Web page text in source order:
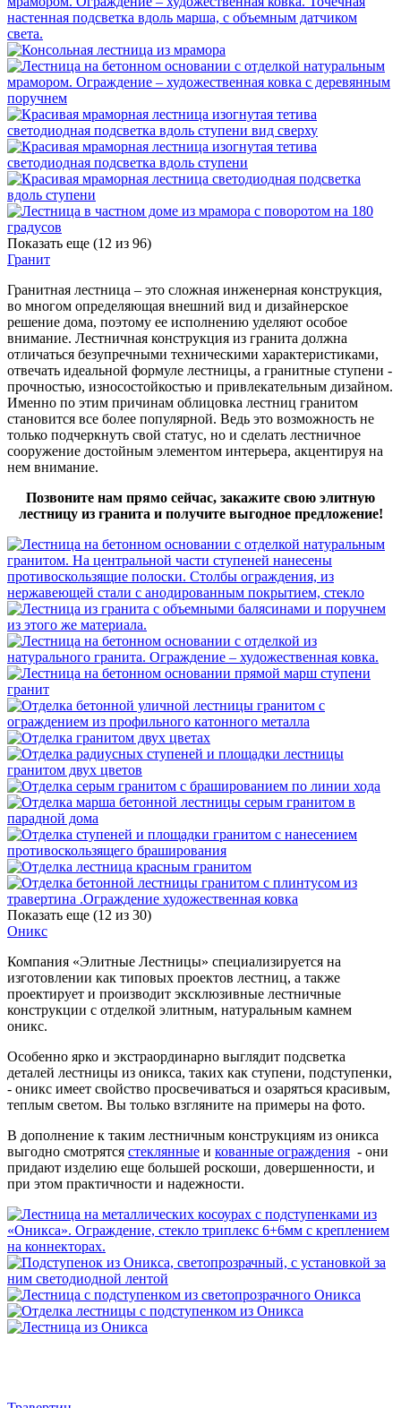
Показать еще (12 из 96)
Гранит
Гранитная лестница – это сложная инженерная конструкция,
во многом определяющая внешний вид и дизайнерское
решение дома, поэтому ее исполнению уделяют особое
внимание. Лестничная конструкция из гранита должна
отличаться безупречными техническими характеристиками,
отвечать идеальной формуле лестницы, а гранитные ступени -
прочностью, износостойкостью и привлекательным дизайном.
Именно по этим причинам облицовка лестниц гранитом
становится все более популярной. Ведь это возможность не
только подчеркнуть свой статус, но и сделать лестничное
сооружение достойным элементом интерьера, акцентируя на
нем внимание.
Позвоните нам прямо сейчас, закажите свою элитную
лестницу из гранита и получите выгодное предложение!
Показать еще (12 из 30)
Оникс
Компания «Элитные Лестницы» специализируется на
изготовлении как типовых проектов лестниц, а также
проектирует и производит эксклюзивные лестничные
конструкции с отделкой элитным, натуральным камнем
оникс.
Особенно ярко и экстраординарно выглядит подсветка
деталей лестницы из оникса, таких как ступени, подступенки,
- оникс имеет свойство просвечиваться и озаряться красивым,
теплым светом. Вы только взгляните на примеры на фото.
В дополнение к таким лестничным конструкциям из оникса
выгодно смотрятся стеклянные и кованные ограждения - они
придают изделию еще большей роскоши, довершенности, и
при этом практичности и надежности.